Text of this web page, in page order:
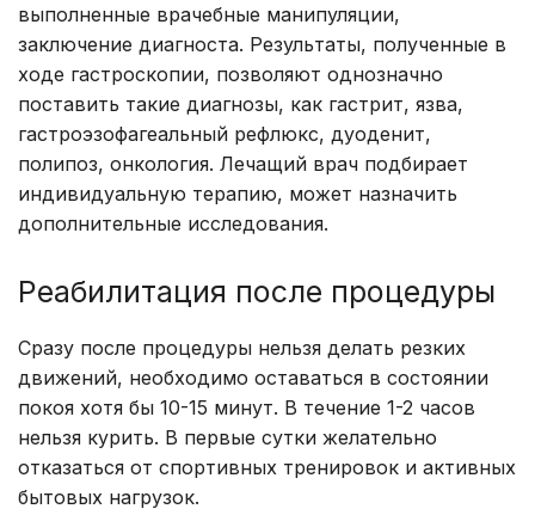
выполненные врачебные манипуляции,
заключение диагноста. Результаты, полученные в
ходе гастроскопии, позволяют однозначно
поставить такие диагнозы, как гастрит, язва,
гастроэзофагеальный рефлюкс, дуоденит,
полипоз, онкология. Лечащий врач подбирает
индивидуальную терапию, может назначить
дополнительные исследования.
Реабилитация после процедуры
Сразу после процедуры нельзя делать резких
движений, необходимо оставаться в состоянии
покоя хотя бы 10-15 минут. В течение 1-2 часов
нельзя курить. В первые сутки желательно
отказаться от спортивных тренировок и активных
бытовых нагрузок.